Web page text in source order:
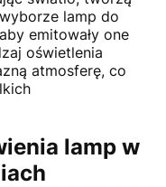
lamp do
emitowały one
oświetlenia
atmosferę, co
lamp w